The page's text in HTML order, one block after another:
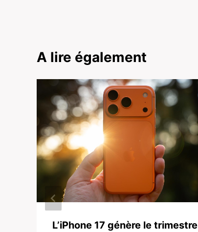
A lire également
L’iPhone 17 génère le trimestre